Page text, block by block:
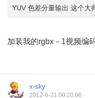
YUV 色差分量输出 这个大
加装我的rgbx－1视频编
x-sky
2012-6-21 00:20:06